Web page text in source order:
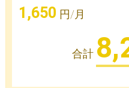
1,650 円/月
合計